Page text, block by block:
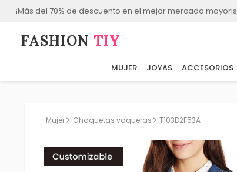
¡Más del 70% de descuento en el mejor mercado
FASHION⁠ TIY
MUJER JOYAS ACCESORIOS
Mujer Chaquetas vaqueras T103D2F53A